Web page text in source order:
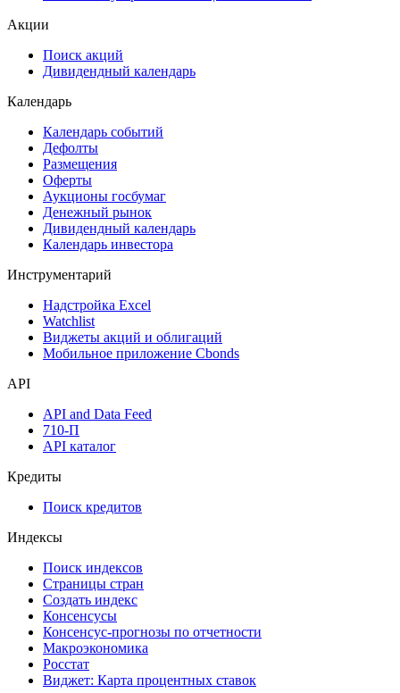
ESG
Самые популярные облигации на Cbonds.ru
Дивидендный календарь
Календарь
Календарь событий
Дефолты
Размещения
Оферты
Денежный рынок
Календарь инвестора
Инструментарий
Мобильное приложение Cbonds
API
API and Data Feed
API каталог
Кредиты
Поиск кредитов
Индексы
Поиск индексов
Страницы стран
Создать индекс
Консенсусы